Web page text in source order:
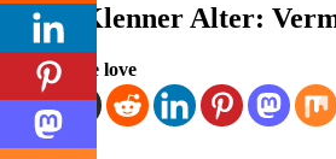
Eliza Klenner Alter:
Kornil
Posted
July 7, 2025
Spread the love